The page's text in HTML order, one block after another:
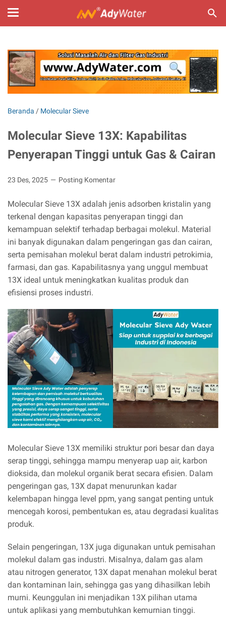
Beranda / Molecular Sieve
Molecular Sieve 13X: Kapabilitas
Penyerapan Tinggi untuk Gas & Cairan
23 Des, 2025 Posting Komentar
Molecular Sieve 13X adalah jenis adsorben kristalin yang
terkenal dengan kapasitas penyerapan tinggi dan
kemampuan selektif terhadap berbagai molekul. Material
ini banyak digunakan dalam pengeringan gas dan cairan,
serta pemisahan molekul berat dalam industri petrokimia,
farmasi, dan gas. Kapabilitasnya yang unggul membuat
13X ideal untuk meningkatkan kualitas produk dan
efisiensi proses industri.
Molecular Sieve 13X memiliki struktur pori besar dan daya
serap tinggi, sehingga mampu menyerap uap air, karbon
dioksida, dan molekul organik berat secara efisien. Dalam
pengeringan gas, 13X dapat menurunkan kadar
kelembapan hingga level ppm, yang sangat penting untuk
mencegah korosi, pembentukan es, atau degradasi kualitas
produk.
Selain pengeringan, 13X juga digunakan untuk pemisahan
molekul dalam gas industri. Misalnya, dalam gas alam
atau nitrogen generator, 13X dapat menahan molekul berat
dan kontaminan lain, sehingga gas yang dihasilkan lebih
murni. Keunggulan ini menjadikan 13X pilihan utama
untuk aplikasi yang membutuhkan kemurnian tinggi.